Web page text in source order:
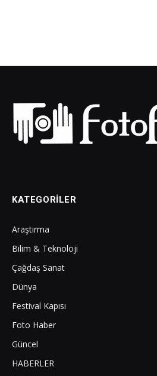
KATEGORILER
Araştırma
Bilim & Teknoloji
Çağdaş Sanat
Dünya
Festival Kapısı
Foto Haber
Güncel
HABERLER